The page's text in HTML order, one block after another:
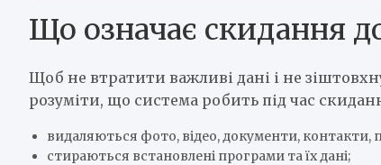
Що означає скидання
Щоб не втратити важливі дані і не
розуміти, що система робить під час
видаляються фото, відео, документи, контакти,
стираються встановлені програми та їх дані;